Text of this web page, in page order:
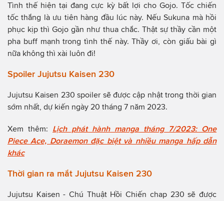
Tình thế hiện tại đang cực kỳ bất lợi cho Gojo. Tốc chiến
tốc thắng là ưu tiên hàng đầu lúc này. Nếu Sukuna mà hồi
phục kịp thì Gojo gần như thua chắc. Thật sự thầy cần một
pha buff mạnh trong tình thế này. Thầy ơi, còn giấu bài gì
nữa không thì xài luôn đi!
Spoiler Jujutsu Kaisen 230
Jujutsu Kaisen 230 spoiler sẽ được cập nhật trong thời gian
sớm nhất, dự kiến ngày 20 tháng 7 năm 2023.
Xem thêm: Lịch phát hành manga tháng 7/2023: One
Piece Ace, Doraemon đặc biệt và nhiều manga hấp dẫn
khác
Thời gian ra mắt Jujutsu Kaisen 230
Jujutsu Kaisen - Chú Thuật Hồi Chiến chap 230 sẽ được